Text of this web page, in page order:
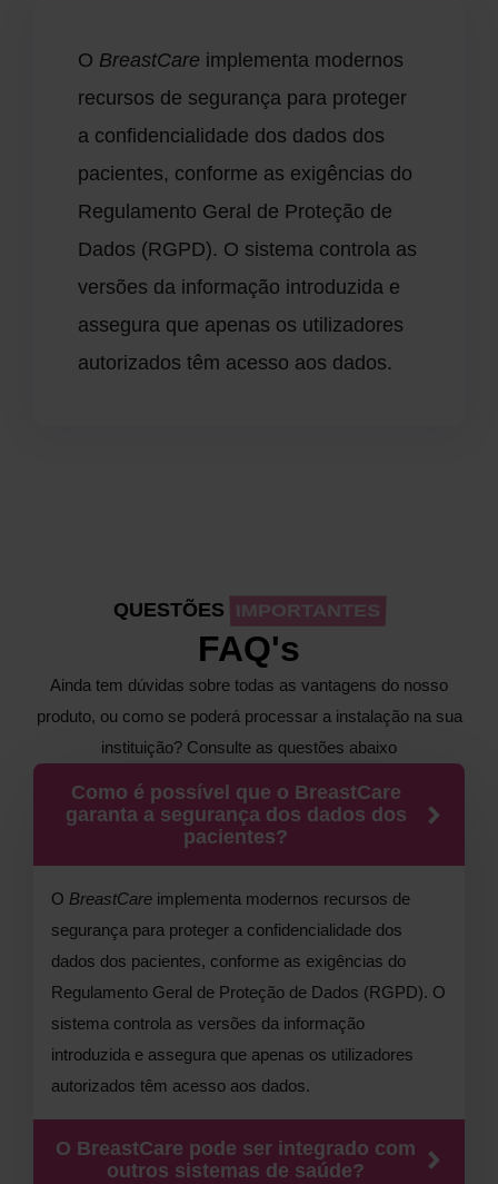
O BreastCare implementa modernos
recursos de segurança para proteger
a confidencialidade dos dados dos
pacientes, conforme as exigências do
Regulamento Geral de Proteção de
Dados (RGPD). O sistema controla as
versões da informação introduzida e
assegura que apenas os utilizadores
autorizados têm acesso aos dados.
QUESTÕES IMPORTANTES
FAQ's
Ainda tem dúvidas sobre todas as vantagens do nosso
produto, ou como se poderá processar a instalação na sua
instituição? Consulte as questões abaixo
Como é possível que o BreastCare
garanta a segurança dos dados dos
pacientes?
O BreastCare implementa modernos recursos de
segurança para proteger a confidencialidade dos
dados dos pacientes, conforme as exigências do
Regulamento Geral de Proteção de Dados (RGPD). O
sistema controla as versões da informação
introduzida e assegura que apenas os utilizadores
autorizados têm acesso aos dados.
O BreastCare pode ser integrado com
outros sistemas de saúde?